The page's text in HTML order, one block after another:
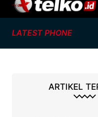
LATEST PHONE
ARTIKEL